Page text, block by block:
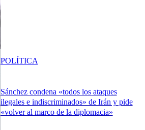
Sánchez condena «todos los ataques
ilegales e indiscriminados» de Irán y pide
«volver al marco de la diplomacia»
POLÍTICA